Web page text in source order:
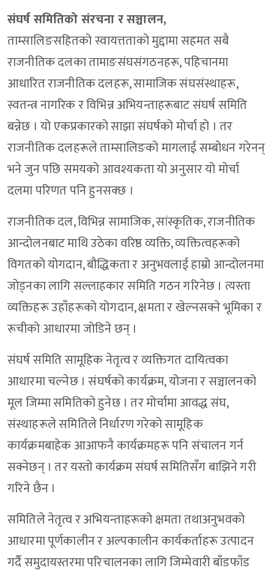
संघर्ष समितिको संरचना र सञ्चालन,
ताम्सालिङसहितको स्वायत्तताको मुद्दामा सहमत सबै
राजनीतिक दलका तामाङसंघसंगठनहरू, पहिचानमा
आधारित राजनीतिक दलहरू, सामाजिक संघसंस्थाहरू,
स्वतन्त्र नागरिक र विभिन्न अभियन्ताहरूबाट संघर्ष समिति
बन्नेछ । यो एकप्रकारको साझा संघर्षको मोर्चा हो । तर
राजनीतिक दलहरूले ताम्सालिङको मागलाई सम्बोधन गरेनन्
भने जुन पछि समयको आवश्यकता यो अनुसार यो मोर्चा
दलमा परिणत पनि हुनसक्छ ।
राजनीतिक दल, विभिन्न सामाजिक, सांस्कृतिक, राजनीतिक
आन्दोलनबाट माथि उठेका वरिष्ठ व्यक्ति, व्यक्तित्वहरूको
विगतको योगदान, बौद्धिकता र अनुभवलाई हाम्रो आन्दोलनमा
जोड्नका लागि सल्लाहकार समिति गठन गरिनेछ । त्यस्ता
व्यक्तिहरू उहाँहरूको योगदान, क्षमता र खेल्नसक्ने भूमिका र
रूचीको आधारमा जोडिने छन् ।
संघर्ष समिति सामूहिक नेतृत्व र व्यक्तिगत दायित्वका
आधारमा चल्नेछ । संघर्षको कार्यक्रम, योजना र सञ्चालनको
मूल जिम्मा समितिको हुनेछ । तर मोर्चामा आवद्ध संघ,
संस्थाहरूले समितिले निर्धारण गरेको सामूहिक
कार्यक्रमबाहेक आआफनै कार्यक्रमहरू पनि संचालन गर्न
सक्नेछन् । तर यस्तो कार्यक्रम संघर्ष समितिसँग बाझिने गरी
गरिने छैन ।
समितिले नेतृत्व र अभियन्ताहरूको क्षमता तथाअनुभवको
आधारमा पूर्णकालीन र अल्पकालीन कार्यकर्ताहरू उत्पादन
गर्दै समुदायस्तरमा परिचालनका लागि जिम्मेवारी बाँडफाँड